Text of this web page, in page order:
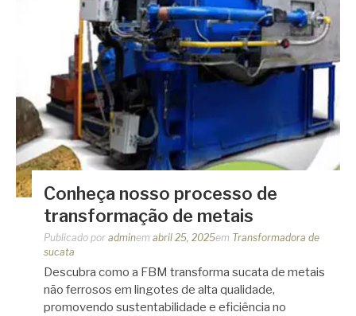
Conheça nosso processo de
transformação de metais
Publicado por adminem abril 25, 2025em Transformadora de
sucata
Descubra como a FBM transforma sucata de metais
não ferrosos em lingotes de alta qualidade,
promovendo sustentabilidade e eficiência no